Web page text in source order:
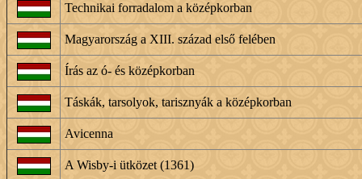
Technikai forradalom a középkorban
Magyarország a XIII. század első felében
Írás az ó- és középkorban
Táskák, tarsolyok, tarisznyák a középkorban
Avicenna
A Wisby-i ütközet (1361)